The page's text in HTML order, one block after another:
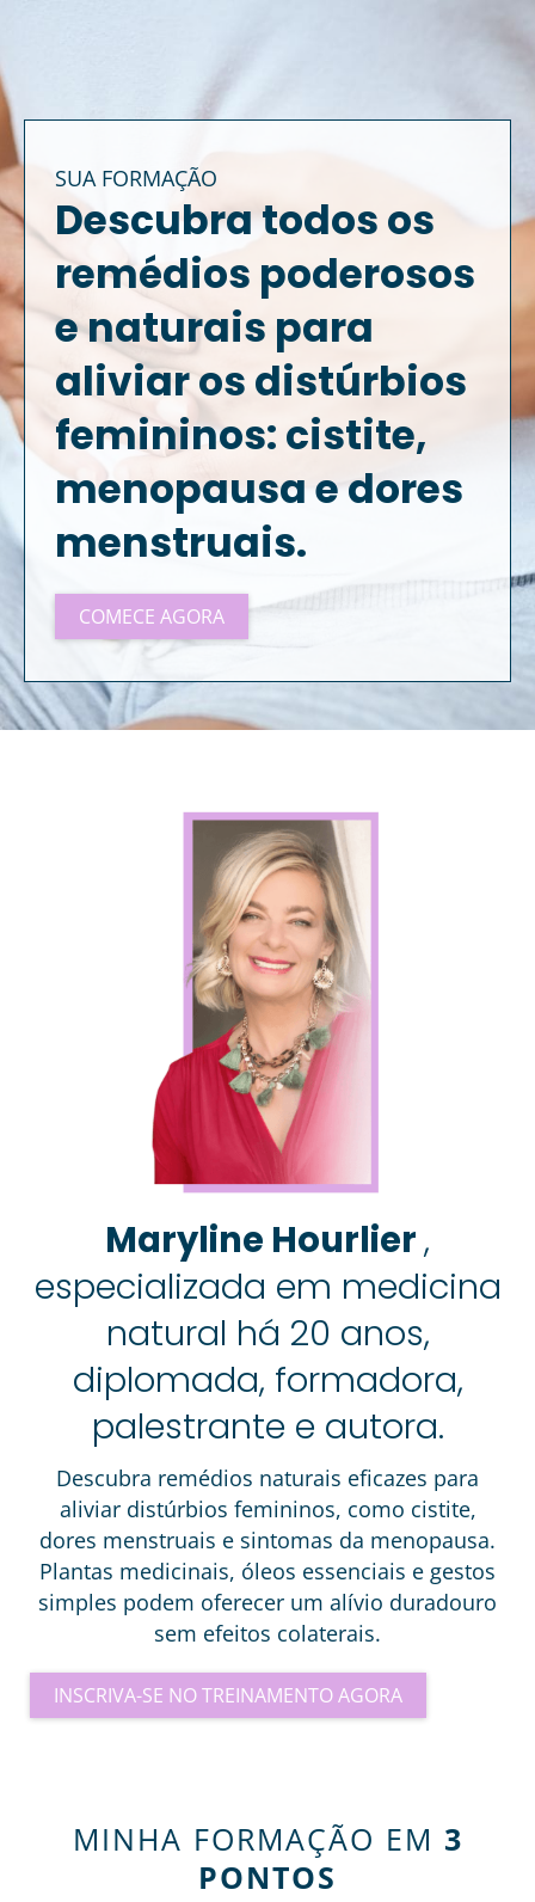
SUA FORMAÇÃO
Descubra todos os
remédios poderosos
e naturais para
aliviar os distúrbios
femininos: cistite,
menopausa e dores
menstruais.
COMECE AGORA
Maryline Hourlier,
especializada em medicina
natural há 20 anos,
diplomada, formadora,
palestrante e autora.
Descubra remédios naturais eficazes para
aliviar distúrbios femininos, como cistite,
dores menstruais e sintomas da menopausa.
Plantas medicinais, óleos essenciais e gestos
simples podem oferecer um alívio duradouro
sem efeitos colaterais.
INSCRIVA-SE NO TREINAMENTO AGORA
MINHA FORMAÇÃO EM 3
PONTOS